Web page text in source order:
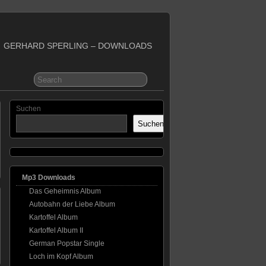
GERHARD SPERLING – DOWNLOADS
Suchen
Suchen
Mp3 Downloads
Das Geheimnis Album
Autobahn der Liebe Album
Kartoffel Album
Kartoffel Album II
German Popstar Single
Loch im Kopf Album